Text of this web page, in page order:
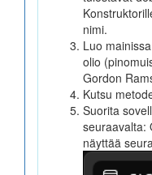
nimi.
Luo
olio
Gordon
Kutsu
Suorita
seuraavalta:
näyttää